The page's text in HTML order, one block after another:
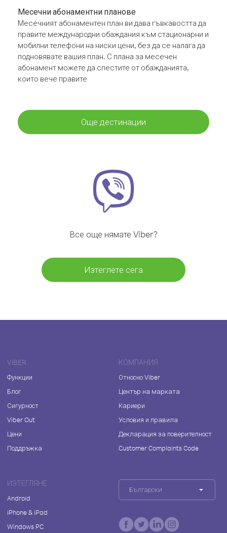
Месечни абонаментни планове
Месечният абонаментен план ви дава гъвкавостта да
правите международни обаждания към стационарни и
мобилни телефони на ниски цени, без да се налага да
подновявате вашия план. С плана за месечен
абонамент можете да спестите от обажданията,
които вече правите
Още дестинации
Все още нямате Viber?
Изтеглете сега
VIBER
Функции
Блог
Сигурност
Viber Out
Цени
Поддръжка
КОМПАНИЯ
Относно Viber
Център на марката
Кариери
Условия и правила
Декларация за поверителност
Customer Complaints Code
ИЗТЕГЛЯНЕ
Android
iPhone & iPad
Windows PC
Български